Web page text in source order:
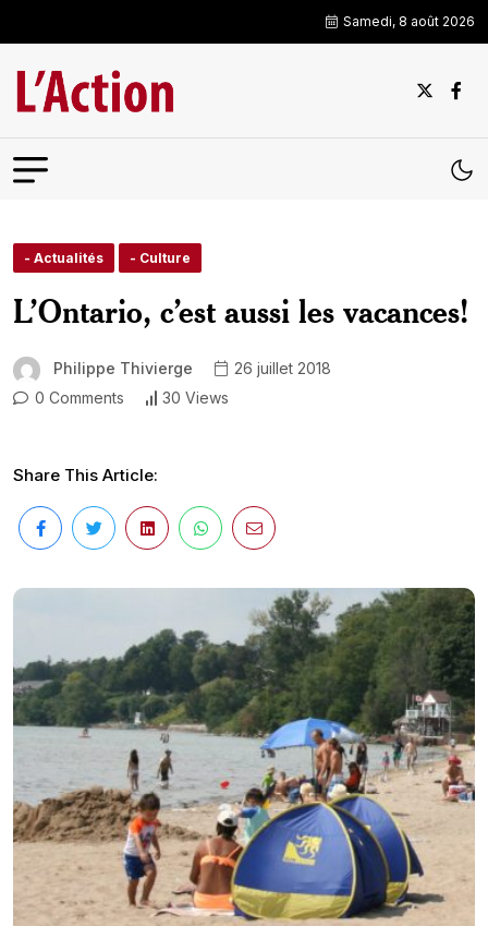
Samedi, 8 août 2026
- Actualités - Culture
L’Ontario, c’est aussi les vacances!
Philippe Thivierge
26 juillet 2018
0 Comments
30 Views
Share This Article: